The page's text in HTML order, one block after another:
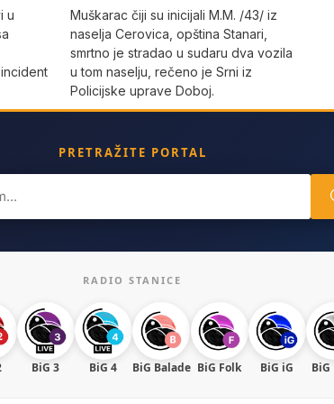
u
Muškarac čiji su inicijali M.M. /43/ iz
naselja Cerovica, opština Stanari,
smrtno je stradao u sudaru dva vozila
u tom naselju, rečeno je Srni iz
Policijske uprave Doboj.
PRETRAŽITE PORTAL
RADIO STANICE
BiG 3 BiG 4 BiG Balade BiG Folk BiG iG BiG